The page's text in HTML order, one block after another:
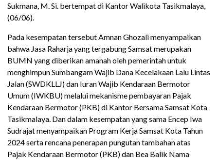
Sukmana, M. Si. bertempat di Kantor Walikota Tasikmalaya,
(06/06).
Pada kesempatan tersebut Amnan Ghozali menyampaikan
bahwa Jasa Raharja yang tergabung Samsat merupakan
BUMN yang diberikan amanah oleh pemerintah untuk
menghimpun Sumbangam Wajib Dana Kecelakaan Lalu Lintas
Jalan (SWDKLLJ) dan Iuran Wajib Kendaraan Bermotor
Umum (IWKBU) melalui mekanisme pembayaran Pajak
Kendaraan Bermotor (PKB) di Kantor Bersama Samsat Kota
Tasikmalaya. Dan dalam kesempatan yang sama Encep Iwa
Sudrajat menyampaikan Program Kerja Samsat Kota Tahun
2024 serta rencana penerapan pungutan tambahan atas
Pajak Kendaraan Bermotor (PKB) dan Bea Balik Nama